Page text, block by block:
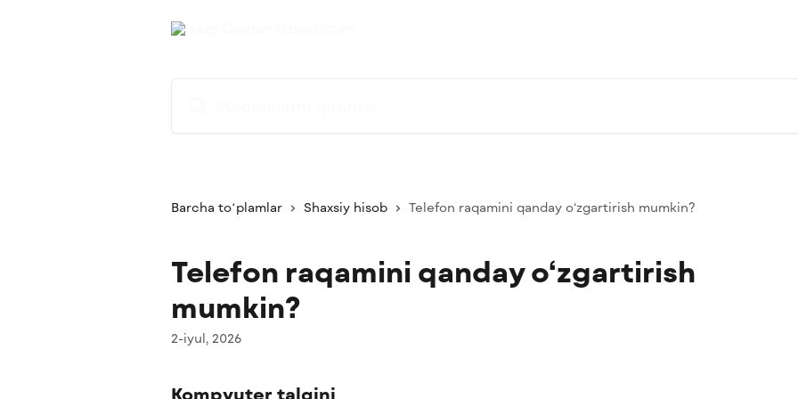
Barcha toʻplamlar Shaxsiy hisob Telefon raqamini qanday o‘zgartirish mumkin?
Telefon raqamini qanday o‘zgartirish
mumkin?
2-iyul, 2026
Kompyuter talqini